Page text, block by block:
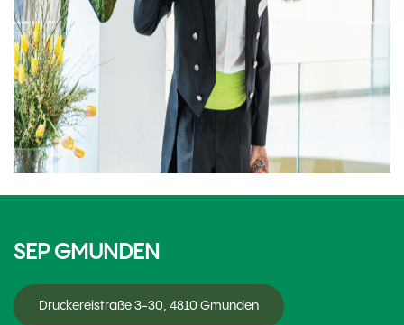
SEP GMUNDEN
Druckereistraße 3-30, 4810 Gmunden